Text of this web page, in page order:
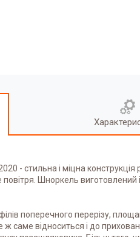
- стильна і міцна
Шноркель виготовлений
поперечного перерізу,
відноситься і до